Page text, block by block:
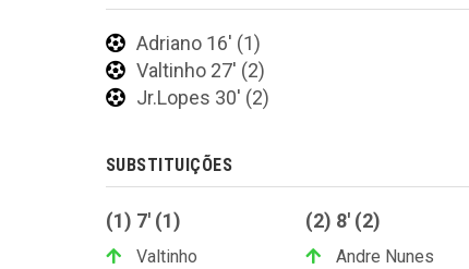
Adriano 16' (1)
Valtinho 27' (2)
Jr.Lopes 30' (2)
SUBSTITUIÇÕES
(1) 7' (1)
Valtinho
(2) 8' (2)
Andre Nunes